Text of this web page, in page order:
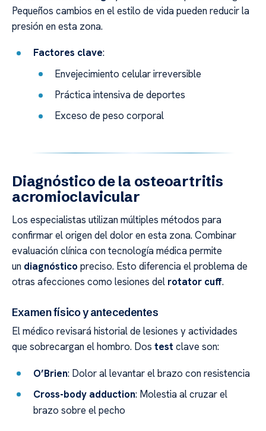
Pequeños cambios en el estilo de vida pueden reducir la
presión en esta zona.
Factores clave:
Envejecimiento celular irreversible
Práctica intensiva de deportes
Exceso de peso corporal
Diagnóstico de la osteoartritis
acromioclavicular
Los especialistas utilizan múltiples métodos para
confirmar el origen del dolor en esta zona. Combinar
evaluación clínica con tecnología médica permite
un diagnóstico preciso. Esto diferencia el problema de
otras afecciones como lesiones del rotator cuff.
Examen físico y antecedentes
El médico revisará historial de lesiones y actividades
que sobrecargan el hombro. Dos test clave son:
O’Brien: Dolor al levantar el brazo con resistencia
Cross-body adduction: Molestia al cruzar el
brazo sobre el pecho